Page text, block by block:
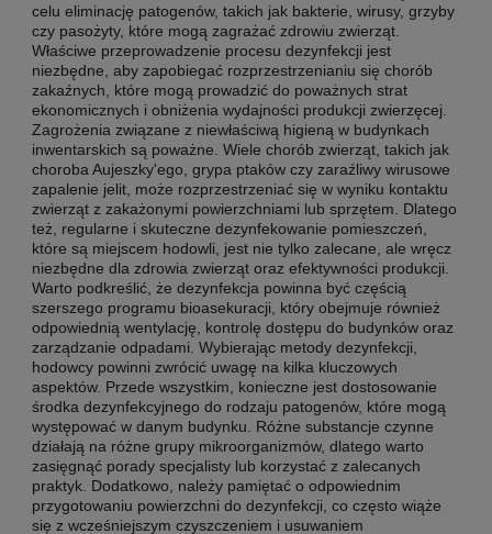
celu eliminację patogenów, takich jak bakterie, wirusy, grzyby
czy pasożyty, które mogą zagrażać zdrowiu zwierząt.
Właściwe przeprowadzenie procesu dezynfekcji jest
niezbędne, aby zapobiegać rozprzestrzenianiu się chorób
zakaźnych, które mogą prowadzić do poważnych strat
ekonomicznych i obniżenia wydajności produkcji zwierzęcej.
Zagrożenia związane z niewłaściwą higieną w budynkach
inwentarskich są poważne. Wiele chorób zwierząt, takich jak
choroba Aujeszky'ego, grypa ptaków czy zaraźliwy wirusowe
zapalenie jelit, może rozprzestrzeniać się w wyniku kontaktu
zwierząt z zakażonymi powierzchniami lub sprzętem. Dlatego
też, regularne i skuteczne dezynfekowanie pomieszczeń,
które są miejscem hodowli, jest nie tylko zalecane, ale wręcz
niezbędne dla zdrowia zwierząt oraz efektywności produkcji.
Warto podkreślić, że dezynfekcja powinna być częścią
szerszego programu bioasekuracji, który obejmuje również
odpowiednią wentylację, kontrolę dostępu do budynków oraz
zarządzanie odpadami. Wybierając metody dezynfekcji,
hodowcy powinni zwrócić uwagę na kilka kluczowych
aspektów. Przede wszystkim, konieczne jest dostosowanie
środka dezynfekcyjnego do rodzaju patogenów, które mogą
występować w danym budynku. Różne substancje czynne
działają na różne grupy mikroorganizmów, dlatego warto
zasięgnąć porady specjalisty lub korzystać z zalecanych
praktyk. Dodatkowo, należy pamiętać o odpowiednim
przygotowaniu powierzchni do dezynfekcji, co często wiąże
się z wcześniejszym czyszczeniem i usuwaniem